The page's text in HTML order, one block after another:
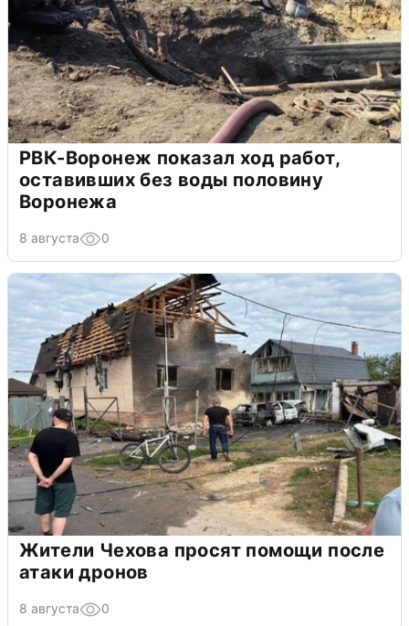
РВК-Воронеж показал ход работ,
оставивших без воды половину
Воронежа
8 августа 0
Жители Чехова просят помощи после
атаки дронов
8 августа 0